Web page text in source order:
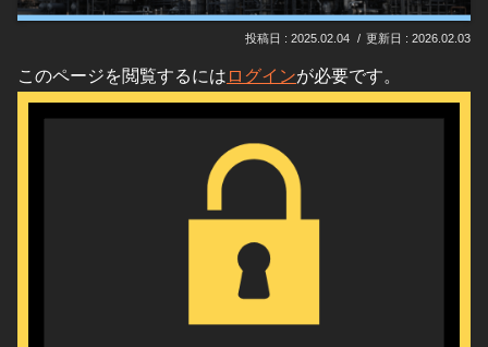
2025.02.04 2026.02.03
このページを閲覧するには ログインが必要です。